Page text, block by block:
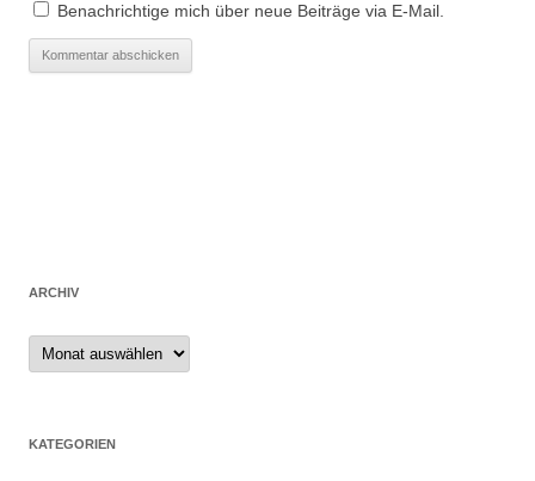
Benachrichtige mich über neue Beiträge via E-Mail.
ARCHIV
Archiv
KATEGORIEN